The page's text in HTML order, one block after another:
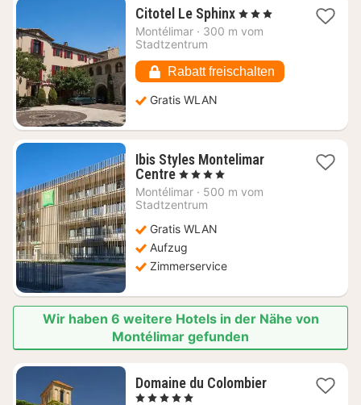
Citotel Le Sphinx1
Nacht
€
, 3 Sterne
Montélimar · 300 m vom
Stadtzentrum
Rabatt freischalten
Gratis WLAN
Ibis Styles Montelimar
Centre1
Nacht
ab
€
, 4 Sterne
Montélimar · 500 m vom
Stadtzentrum
Gratis WLAN
Aufzug
Zimmerservice
Wir haben 6 weitere Hotels in der Nähe von
Montélimar gefunden
Domaine du Colombier1
, 5 Sterne